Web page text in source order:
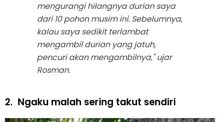
mengurangi hilangnya durian saya
dari 10 pohon musim ini. Sebelumnya,
kalau saya sedikit terlambat
mengambil durian yang jatuh,
pencuri akan mengambilnya," ujar
Rosman.
2. Ngaku malah sering takut sendiri